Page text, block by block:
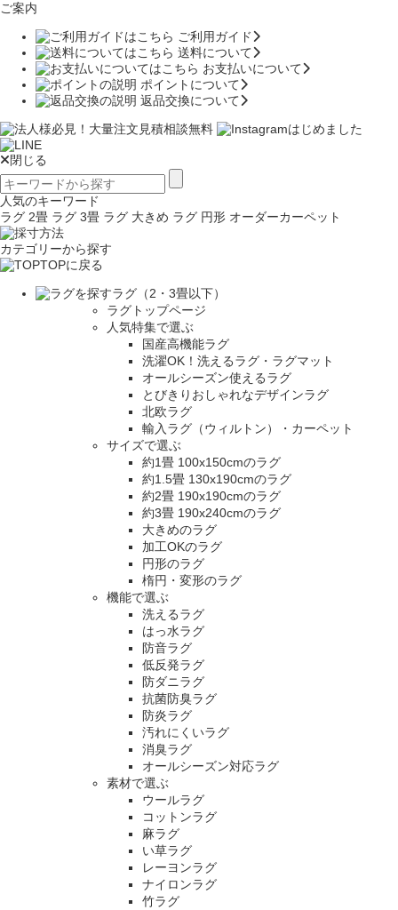
ご案内
ご利用ガイド
送料について
お支払いについて
ポイントについて
返品交換について
閉じる
人気のキーワード
ラグ 2畳 ラグ 3畳 ラグ 大きめ ラグ 円形 オーダーカーペット
カテゴリーから探す
TOPに戻る
ラグ（2・3畳以下）
ラグトップページ
人気特集で選ぶ
国産高機能ラグ
洗濯OK！洗えるラグ・ラグマット
オールシーズン使えるラグ
とびきりおしゃれなデザインラグ
北欧ラグ
輸入ラグ（ウィルトン）・カーペット
サイズで選ぶ
約1畳 100x150cmのラグ
約1.5畳 130x190cmのラグ
約2畳 190x190cmのラグ
約3畳 190x240cmのラグ
大きめのラグ
加工OKのラグ
円形のラグ
楕円・変形のラグ
機能で選ぶ
洗えるラグ
はっ水ラグ
防音ラグ
低反発ラグ
防ダニラグ
抗菌防臭ラグ
防炎ラグ
汚れにくいラグ
消臭ラグ
オールシーズン対応ラグ
素材で選ぶ
ウールラグ
コットンラグ
麻ラグ
い草ラグ
レーヨンラグ
ナイロンラグ
竹ラグ